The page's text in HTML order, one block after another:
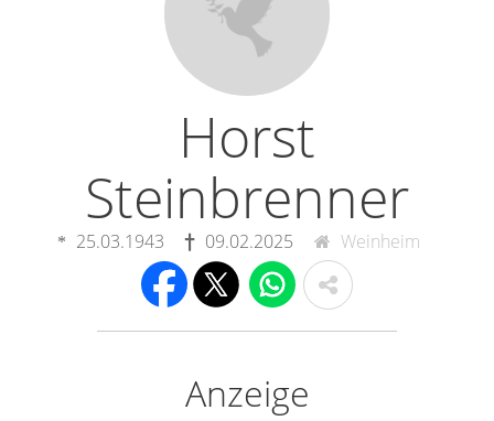
Horst
Steinbrenner
25.03.1943 09.02.2025 Weinheim
Anzeige